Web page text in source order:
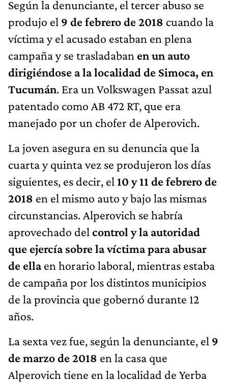
Según la denunciante, el tercer abuso se
produjo el 9 de febrero de 2018 cuando la
víctima y el acusado estaban en plena
campaña y se trasladaban en un auto
dirigiéndose a la localidad de Simoca, en
Tucumán. Era un Volkswagen Passat azul
patentado como AB 472 RT, que era
manejado por un chofer de Alperovich.
La joven asegura en su denuncia que la
cuarta y quinta vez se produjeron los días
siguientes, es decir, el 10 y 11 de febrero de
2018 en el mismo auto y bajo las mismas
circunstancias. Alperovich se habría
aprovechado del control y la autoridad
que ejercía sobre la víctima para abusar
de ellaen horario laboral, mientras estaba
de campaña por los distintos municipios
de la provincia que gobernó durante 12
años.
La sexta vez fue, según la denunciante, el 9
de marzo de 2018 en la casa que
Alperovich tiene en la localidad de Yerba